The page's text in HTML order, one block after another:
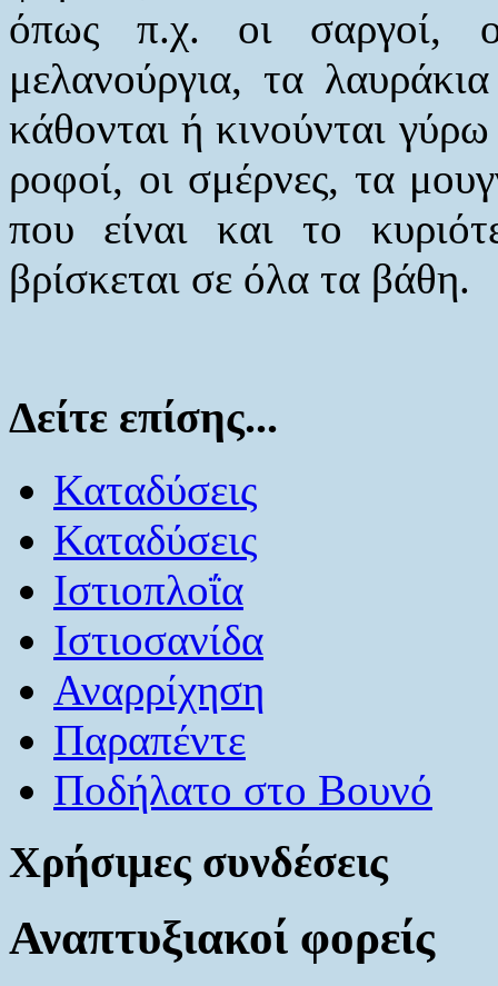
όπως π.χ. οι σαργοί,
μελανούργια, τα
κάθονται ή κινούνται
ροφοί, οι σμέρνες, τα
που είναι και το
βρίσκεται σε όλα τα βάθη.
Δείτε επίσης...
Καταδύσεις
Καταδύσεις
Ιστιοπλοΐα
Ιστιοσανίδα
Αναρρίχηση
Παραπέντε
Ποδήλατο στο Βουνό
Χρήσιμες συνδέσεις
Αναπτυξιακοί φορείς